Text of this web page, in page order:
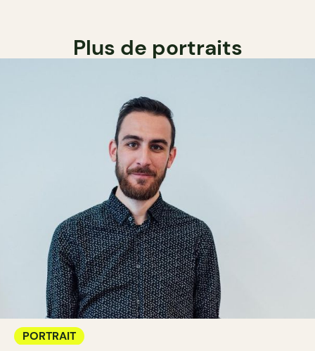
Plus de portraits
PORTRAIT